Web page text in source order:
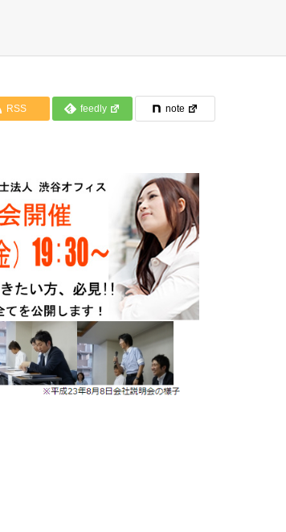
RSS feedly note